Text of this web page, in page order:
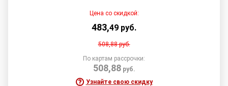
Цена со скидкой:
483,49 руб.
508,88руб.
По картам рассрочки:
508,88руб.
Узнайте свою скидку